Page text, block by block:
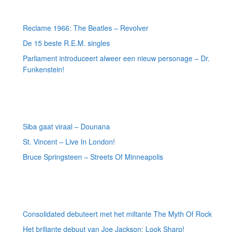
Reclame 1966: The Beatles – Revolver
De 15 beste R.E.M. singles
Parliament introduceert alweer een nieuw personage – Dr.
Funkenstein!
Siba gaat viraal – Dounana
St. Vincent – Live In London!
Bruce Springsteen – Streets Of Minneapolis
Consolidated debuteert met het miltante The Myth Of Rock
Het briljante debuut van Joe Jackson: Look Sharp!